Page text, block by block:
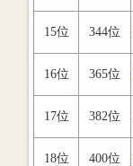
15位 344位
16位 365位
17位 382位
18位 400位